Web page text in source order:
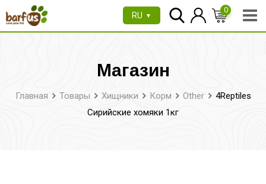
Перейти
RU ▼
0
Магазин
Главная Товары Хищники Корм Other
4Reptiles
Сирийские хомяки 1кг